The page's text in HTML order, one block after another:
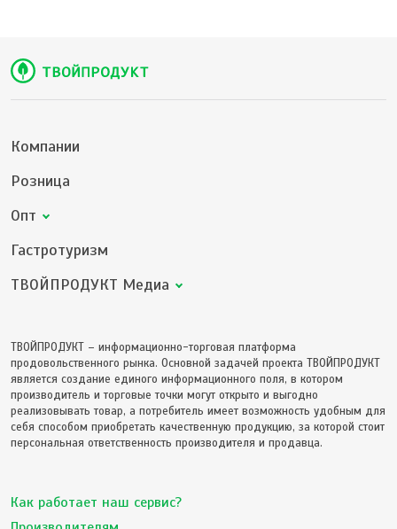
Компании
Розница
Опт
Гастротуризм
ТВОЙПРОДУКТ Медиа
ТВОЙПРОДУКТ – информационно-торговая платформа
продовольственного рынка. Основной задачей проекта ТВОЙПРОДУКТ
является создание единого информационного поля, в котором
производитель и торговые точки могут открыто и выгодно
реализовывать товар, а потребитель имеет возможность удобным для
себя способом приобретать качественную продукцию, за которой стоит
персональная ответственность производителя и продавца.
Как работает наш сервис?